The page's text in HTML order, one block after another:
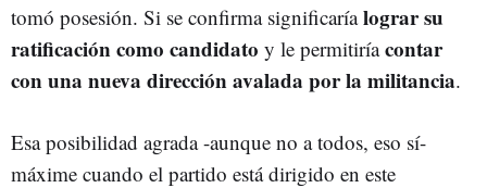
tomó posesión. Si se confirma significaríalograrsu
ratificación como candidato y le permitiríacontar
con una nueva dirección avalada por la militancia.
Esa posibilidad agrada -aunque no a todos, eso sí-
máxime cuando el partido está dirigido en este